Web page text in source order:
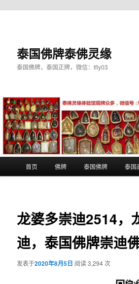
泰国佛牌泰佛灵缘
泰国佛牌，泰国正牌，微信：tfly03
首页 佛牌 泰国佛牌 泰国
龙婆多崇迪2514，
迪，泰国佛牌崇迪
发表于2020年8月5日 阅读 3,294 次